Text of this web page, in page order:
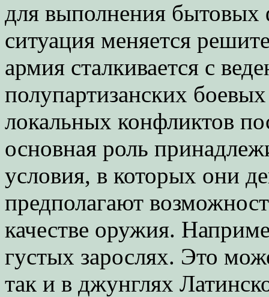
для выполнения
ситуация меняется
армия сталкивается с
полупартизанских
локальных конфликтов
основная роль
условия, в которых они
предполагают
качестве оружия.
густых зарослях. Это
так и в джунглях